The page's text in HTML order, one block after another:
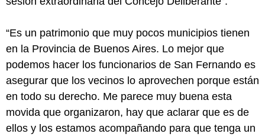
“Es un patrimonio que muy pocos municipios tienen
en la Provincia de Buenos Aires. Lo mejor que
podemos hacer los funcionarios de San Fernando es
asegurar que los vecinos lo aprovechen porque están
en todo su derecho. Me parece muy buena esta
movida que organizaron, hay que aclarar que es de
ellos y los estamos acompañando para que tenga un